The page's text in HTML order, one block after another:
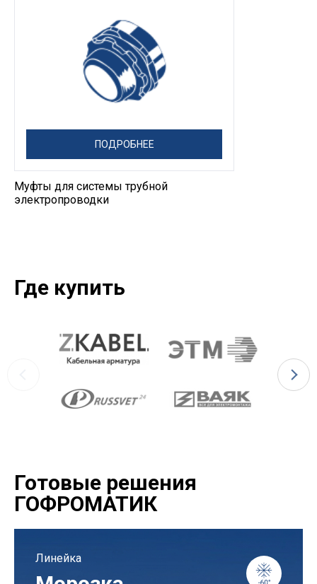
ПОДРОБНЕЕ
Муфты для системы трубной
электропроводки
Где купить
Готовые решения
ГОФРОМАТИК
Линейка